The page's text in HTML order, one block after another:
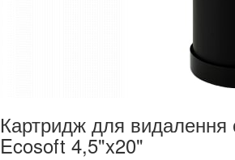
Картридж для видалення
Ecosoft 4,5"x20"